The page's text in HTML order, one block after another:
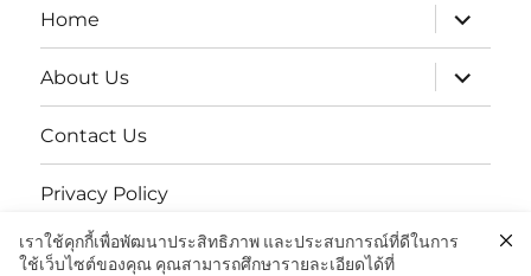
Home
expand
child
menu
About Us
expand
child
menu
Contact Us
Privacy Policy
นโยบายความเป็นส่วนตัว
เราใช้คุกกี้เพื่อพัฒนาประสิทธิภาพ และประสบการณ์ที่ดีในการ
ใช้เว็บไซต์ของคุณ คุณสามารถศึกษารายละเอียดได้ที่